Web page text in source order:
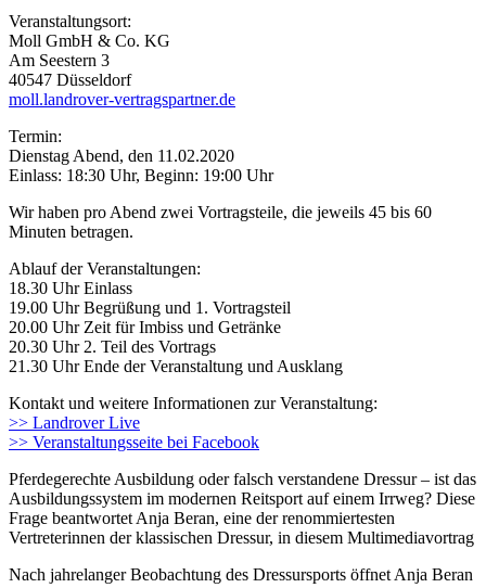
Veranstaltungsort:
Moll GmbH & Co. KG
Am Seestern 3
40547 Düsseldorf
moll.landrover-vertragspartner.de
Termin:
Dienstag Abend, den 11.02.2020
Einlass: 18:30 Uhr, Beginn: 19:00 Uhr
Wir haben pro Abend zwei Vortragsteile, die jeweils 45 bis 60
Minuten betragen.
Ablauf der Veranstaltungen:
18.30 Uhr Einlass
19.00 Uhr Begrüßung und 1. Vortragsteil
20.00 Uhr Zeit für Imbiss und Getränke
20.30 Uhr 2. Teil des Vortrags
21.30 Uhr Ende der Veranstaltung und Ausklang
Kontakt und weitere Informationen zur Veranstaltung:
>> Landrover Live
>> Veranstaltungsseite bei Facebook
Pferdegerechte Ausbildung oder falsch verstandene Dressur – ist das
Ausbildungssystem im modernen Reitsport auf einem Irrweg? Diese
Frage beantwortet Anja Beran, eine der renommiertesten
Vertreterinnen der klassischen Dressur, in diesem Multimediavortrag
Nach jahrelanger Beobachtung des Dressursports öffnet Anja Beran